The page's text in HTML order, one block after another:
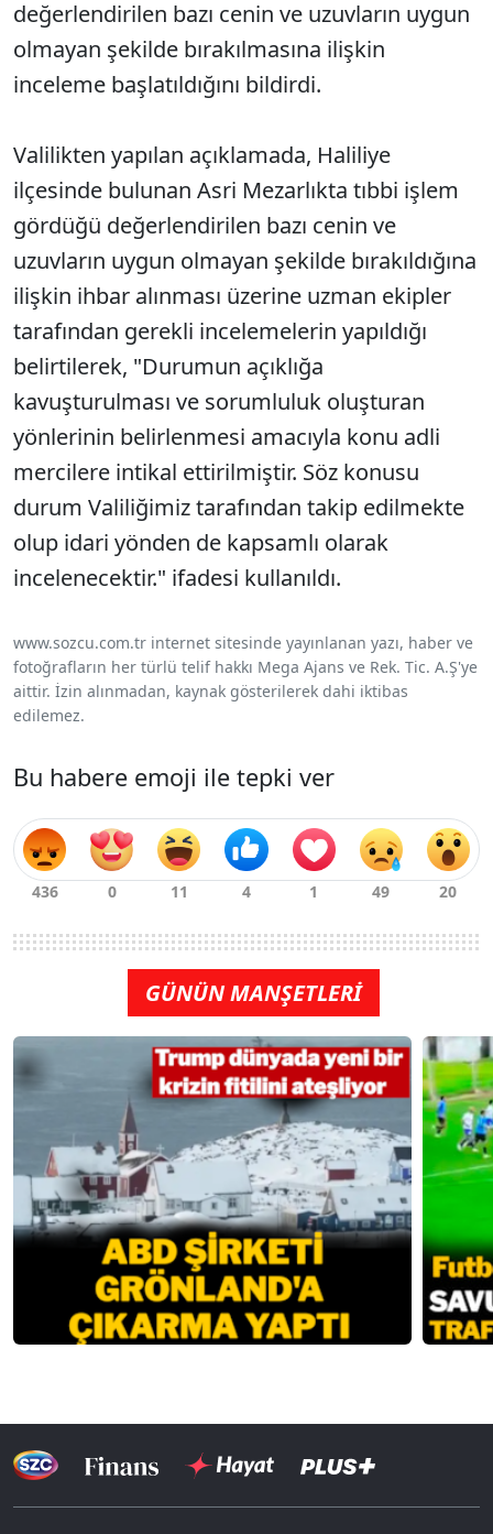
değerlendirilen bazı cenin ve uzuvların uygun
olmayan şekilde bırakılmasına ilişkin
inceleme başlatıldığını bildirdi.
Valilikten yapılan açıklamada, Haliliye
ilçesinde bulunan Asri Mezarlıkta tıbbi işlem
gördüğü değerlendirilen bazı cenin ve
uzuvların uygun olmayan şekilde bırakıldığına
ilişkin ihbar alınması üzerine uzman ekipler
tarafından gerekli incelemelerin yapıldığı
belirtilerek, "Durumun açıklığa
kavuşturulması ve sorumluluk oluşturan
yönlerinin belirlenmesi amacıyla konu adli
mercilere intikal ettirilmiştir. Söz konusu
durum Valiliğimiz tarafından takip edilmekte
olup idari yönden de kapsamlı olarak
incelenecektir." ifadesi kullanıldı.
www.sozcu.com.tr internet sitesinde yayınlanan yazı, haber ve
fotoğrafların her türlü telif hakkı Mega Ajans ve Rek. Tic. A.Ş'ye
aittir. İzin alınmadan, kaynak gösterilerek dahi iktibas
edilemez.
Bu habere emoji ile tepki ver
GÜNÜN MANŞETLERİ